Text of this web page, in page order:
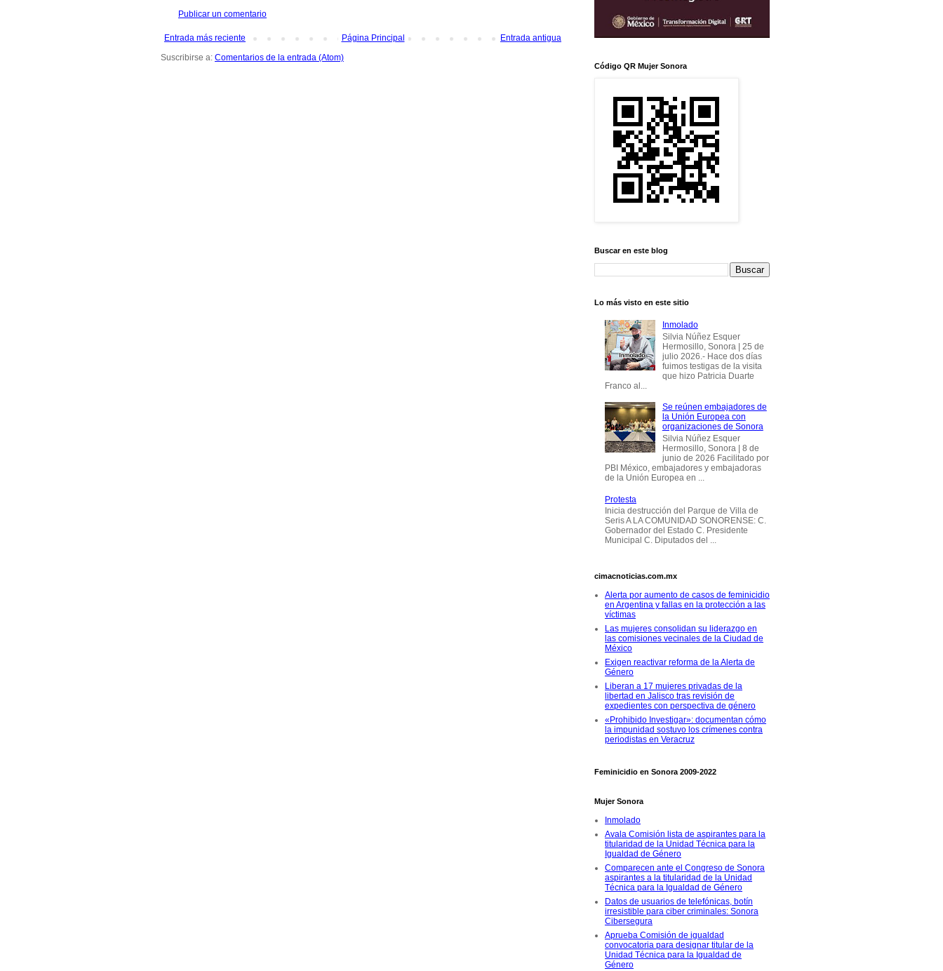
Publicar un comentario
Entrada más reciente Entrada antigua
Página Principal
Suscribirse a: Comentarios de la entrada (Atom)
Código QR Mujer Sonora
Buscar en este blog
Lo más visto en este sitio
Inmolado
Silvia Núñez Esquer
Hermosillo, Sonora | 25 de
julio 2026.- Hace dos días
fuimos testigas de la visita
que hizo Patricia Duarte
Franco al...
Se reúnen embajadores de
la Unión Europea con
organizaciones de Sonora
Silvia Núñez Esquer
Hermosillo, Sonora | 8 de
junio de 2026 Facilitado por
PBI México, embajadores y embajadoras
de la Unión Europea en ...
Protesta
Inicia destrucción del Parque de Villa de
Seris A LA COMUNIDAD SONORENSE: C.
Gobernador del Estado C. Presidente
Municipal C. Diputados del ...
cimacnoticias.com.mx
Alerta por aumento de casos de feminicidio
en Argentina y fallas en la protección a las
víctimas
Las mujeres consolidan su liderazgo en
las comisiones vecinales de la Ciudad de
México
Exigen reactivar reforma de la Alerta de
Género
Liberan a 17 mujeres privadas de la
libertad en Jalisco tras revisión de
expedientes con perspectiva de género
«Prohibido Investigar»: documentan cómo
la impunidad sostuvo los crímenes contra
periodistas en Veracruz
Feminicidio en Sonora 2009-2022
Mujer Sonora
Inmolado
Avala Comisión lista de aspirantes para la
titularidad de la Unidad Técnica para la
Igualdad de Género
Comparecen ante el Congreso de Sonora
aspirantes a la titularidad de la Unidad
Técnica para la Igualdad de Género
Datos de usuarios de telefónicas, botín
irresistible para ciber criminales: Sonora
Cibersegura
Aprueba Comisión de igualdad
convocatoria para designar titular de la
Unidad Técnica para la Igualdad de
Género